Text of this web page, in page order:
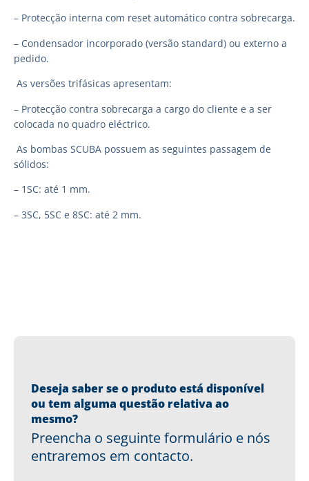
– Protecção interna com reset automático contra sobrecarga.
– Condensador incorporado (versão standard) ou externo a
pedido.
As versões trifásicas apresentam:
– Protecção contra sobrecarga a cargo do cliente e a ser
colocada no quadro eléctrico.
As bombas SCUBA possuem as seguintes passagem de
sólidos:
– 1SC: até 1 mm.
– 3SC, 5SC e 8SC: até 2 mm.
Deseja saber se o produto está disponível
ou tem alguma questão relativa ao
mesmo?
Preencha o seguinte formulário e nós
entraremos em contacto.